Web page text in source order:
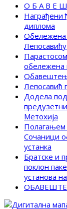
О Б А В Е
Награђени
диплома
Обележена
Лепосавићу
обележена
Лепосавић
Додела
Метохија
Полагањем
Сочаници
устанка
Братске и
поклон
установа